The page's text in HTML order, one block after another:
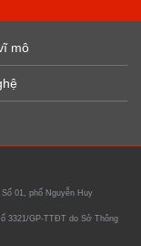
mô
01, phố Nguyễn Huy
3321/GP-TTĐT do Sở Thông